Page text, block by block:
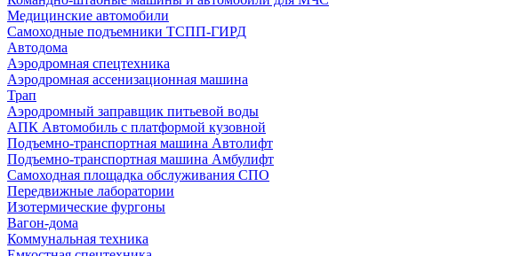
Медицинские автомобили
Самоходные подъемники ТСПП-ГИРД
Автодома
Аэродромная спецтехника
Аэродромная ассенизационная машина
Трап
Аэродромный заправщик питьевой воды
АПК Автомобиль с платформой кузовной
Подъемно-транспортная машина Автолифт
Подъемно-транспортная машина Амбулифт
Самоходная площадка обслуживания СПО
Передвижные лаборатории
Изотермические фургоны
Вагон-дома
Коммунальная техника